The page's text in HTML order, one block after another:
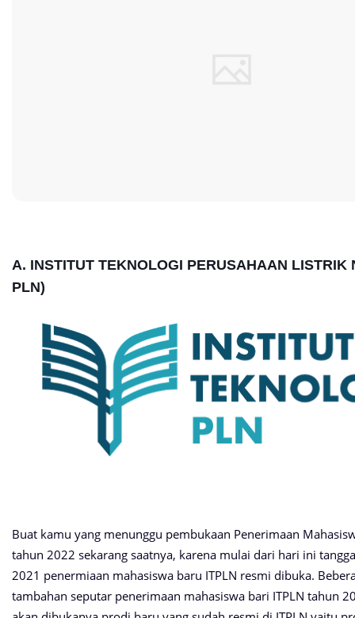
A. INSTITUT TEKNOLOGI PERUSAHAAN LISTRIK
PLN)
Buat kamu yang menunggu pembukaan Penerimaan
tahun 2022 sekarang saatnya, karena mulai dari hari ini
2021 penermiaan mahasiswa baru ITPLN resmi dibuka.
tambahan seputar penerimaan mahasiswa bari ITPLN tahun